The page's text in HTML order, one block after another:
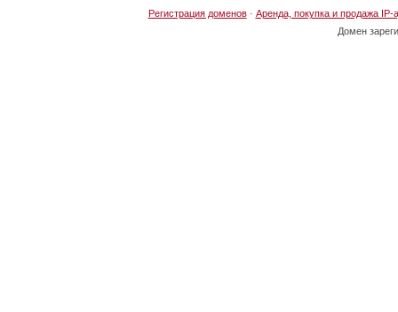
Регистрация доменов· Аренда, покупка и продажа IP-
Домен